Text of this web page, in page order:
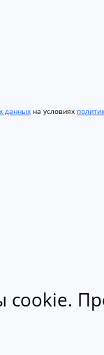
данных на условиях